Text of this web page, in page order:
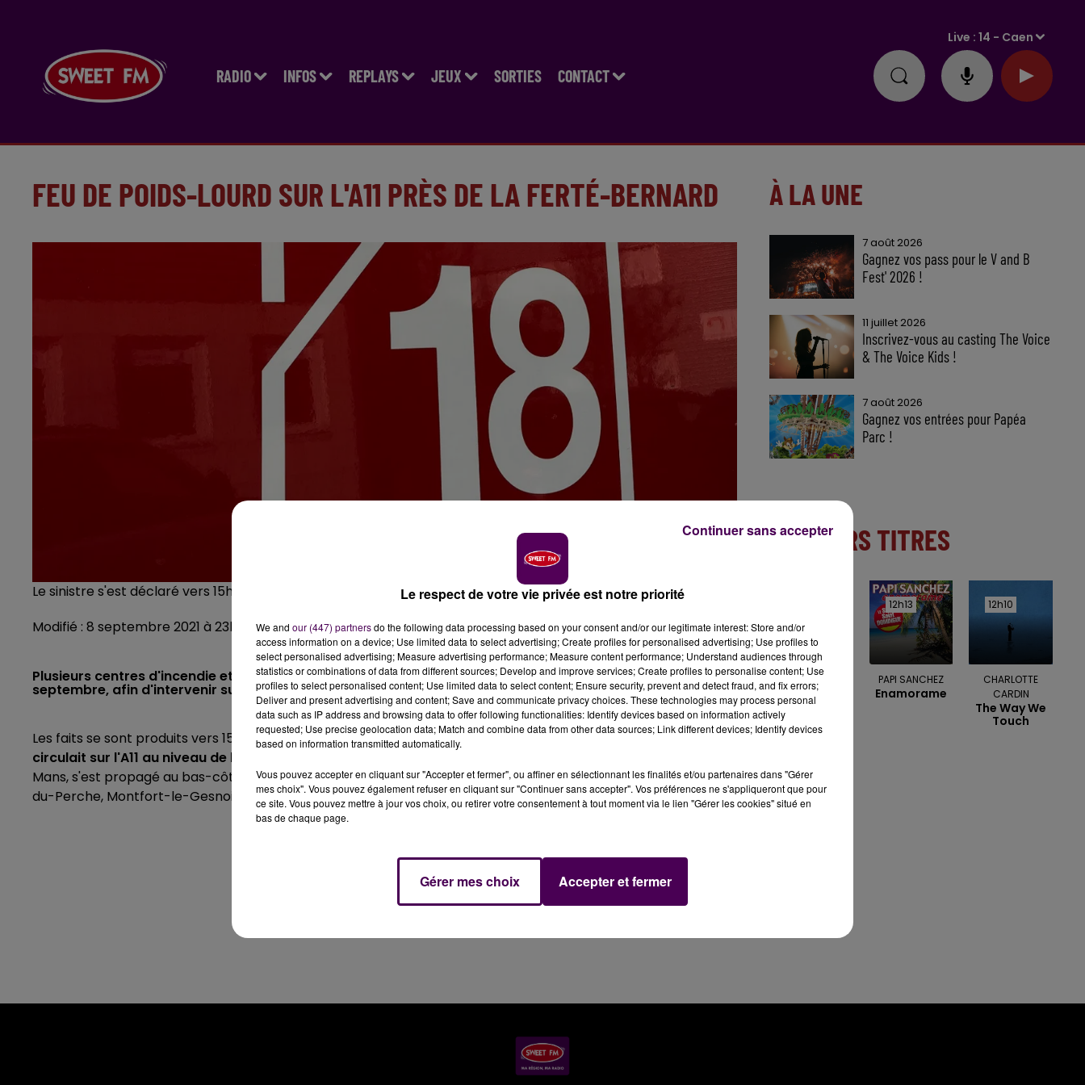
RADIO INFOS REPLAYS JEUX SORTIES CONTACT
Live :14 - Caen
FEU DE POIDS-LOURD SUR L'A11 PRÈS DE LA FERTÉ-BERNARD
Le sinistre s'est déclaré vers 15h
Modifié : 8 septembre 2021 à 23h59 par La rédaction
Plusieurs centres d'incendie et de secours ont été appelés en milieu d'après-midi ce mercredi 8
septembre, afin d'intervenir sur un feu de poids-lourd sur l'A11 entre Chartres et Le Mans.
Les faits se sont produits vers 15h ce mercredi 8 septembre :un feu s'est déclaré sur un poids-lourd qui
circulait sur l'A11 au niveau de la commune de Courgenard
Mans, s'est propagé au bas-côté de l'autoroute. Les sapeurs-pompiers de La Ferté-Bernard, Mamers, Authon-
du-Perche, Montfort-le-Gesnois et Saint-Cosme-en-Vairais ont été mobilisés.
À LA UNE
7 août 2026
Gagnez vos pass pour le V and B
Fest' 2026 !
11 juillet 2026
Inscrivez-vous au casting The Voice
& The Voice Kids !
7 août 2026
Gagnez vos entrées pour Papéa
Parc !
DERNIERS TITRES
CHRISTOPHE MAE
La Lune
12h13
12h13
PAPI SANCHEZ
Enamorame
12h10
12h10
CHARLOTTE
CARDIN
The Way We
Touch
Le respect de votre vie privée est notre priorité
We and our (447) partnersdo the following data processing based on your consent and/or our legitimate interest: Store and/or
access information on a device; Use limited data to select advertising; Create profiles for personalised advertising; Use profiles to
select personalised advertising; Measure advertising performance; Measure content performance; Understand audiences through
statistics or combinations of data from different sources; Develop and improve services; Create profiles to personalise content; Use
profiles to select personalised content; Use limited data to select content; Ensure security, prevent and detect fraud, and fix errors;
Deliver and present advertising and content; Save and communicate privacy choices. These technologies may process personal
data such as IP address and browsing data to offer following functionalities: Identify devices based on information actively
requested; Use precise geolocation data; Match and combine data from other data sources; Link different devices; Identify devices
based on information transmitted automatically.
Vous pouvez accepter en cliquant sur "Accepter et fermer", ou affiner en sélectionnant les finalités et/ou partenaires dans "Gérer
mes choix". Vous pouvez également refuser en cliquant sur "Continuer sans accepter". Vos préférences ne s'appliqueront que pour
ce site. Vous pouvez mettre à jour vos choix, ou retirer votre consentement à tout moment via le lien "Gérer les cookies" situé en
bas de chaque page.
Gérer mes choix Accepter et fermer
Continuer sans accepter